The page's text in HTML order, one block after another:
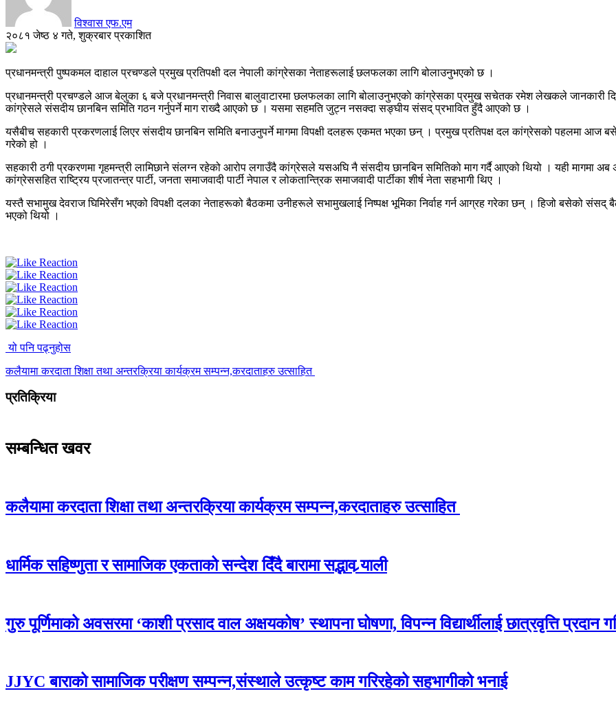
विश्वास एफ.एम
२०८१ जेष्ठ ४ गते, शुक्रबार प्रकाशित
प्रधानमन्त्री पुष्पकमल दाहाल प्रचण्डले प्रमुख प्रतिपक्षी दल नेपाली कांग्रेसका नेताहरूलाई छलफलका लागि बोलाउनुभएको छ ।
प्रधानमन्त्री प्रचण्डले आज बेलुका ६ बजे प्रधानमन्त्री निवास बालुवाटारमा छलफलका लागि बोलाउनुभएकाे कांग्रेसका प्रमुख सचेतक रमेश लेखकले जानकारी
कांग्रेसले संसदीय छानबिन समिति गठन गर्नुपर्ने माग राख्दै आएको छ । यसमा सहमति जुट्न नसक्दा सङ्घीय संसद् प्रभावित हुँदै आएको छ ।
यसैबीच सहकारी प्रकरणलाई लिएर संसदीय छानबिन समिति बनाउनुपर्ने मागमा विपक्षी दलहरू एकमत भएका छन् । प्रमुख प्रतिपक्ष दल कांग्रेसको पहलमा आज
गरेको हो ।
सहकारी ठगी प्रकरणमा गृहमन्त्री लामिछाने संलग्न रहेको आरोप लगाउँदै कांग्रेसले यसअघि नै संसदीय छानबिन समितिको माग गर्दै आएको थियो । यही
कांग्रेससहित राष्ट्रिय प्रजातन्त्र पार्टी, जनता समाजवादी पार्टी नेपाल र लोकतान्त्रिक समाजवादी पार्टीका शीर्ष नेता सहभागी थिए ।
यस्तै सभामुख देवराज घिमिरेसँग भएको विपक्षी दलका नेताहरूको बैठकमा उनीहरूले सभामुखलाई निष्पक्ष भूमिका निर्वाह गर्न आग्रह गरेका छन् । हिजो बसेको
भएको थियो ।
यो पनि पढ्नुहोस
कलैयामा करदाता शिक्षा तथा अन्तरक्रिया कार्यक्रम सम्पन्न,करदाताहरु उत्साहित
प्रतिक्रिया
सम्बन्धित खवर
कलैयामा करदाता शिक्षा तथा अन्तरक्रिया कार्यक्रम सम्पन्न,करदाताहरु उत्साहित
धार्मिक सहिष्णुता र सामाजिक एकताको सन्देश दिँदै बारामा सद्भाव र्‍याली
गुरु पूर्णिमाको अवसरमा ‘काशी प्रसाद वाल अक्षयकोष’ स्थापना घोषणा, विपन्न विद्यार्थीलाई छात्रवृत्ति प्रदान
JJYC बाराको सामाजिक परीक्षण सम्पन्न,संस्थाले उत्कृष्ट काम गरिरहेको सहभागीको भनाई